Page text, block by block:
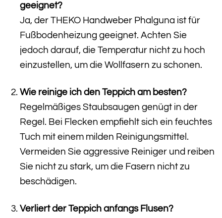
geeignet?
Ja, der THEKO Handweber Phalguna ist für
Fußbodenheizung geeignet. Achten Sie
jedoch darauf, die Temperatur nicht zu hoch
einzustellen, um die Wollfasern zu schonen.
Wie reinige ich den Teppich am besten?
Regelmäßiges Staubsaugen genügt in der
Regel. Bei Flecken empfiehlt sich ein feuchtes
Tuch mit einem milden Reinigungsmittel.
Vermeiden Sie aggressive Reiniger und reiben
Sie nicht zu stark, um die Fasern nicht zu
beschädigen.
Verliert der Teppich anfangs Flusen?